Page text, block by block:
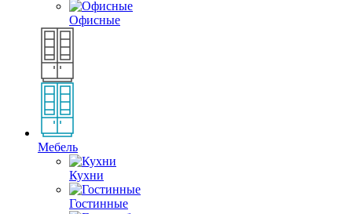
Офисные
Мебель
Кухни
Гостинные